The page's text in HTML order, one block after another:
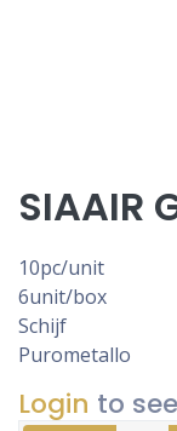
SIAAIR
10pc/unit
6unit/box
Schijf
Purometallo
Login to